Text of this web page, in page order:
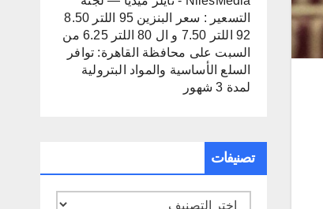
التسعير : سعر البنزين 95 اللتر 8.50
92 اللتر 7.50 و ال 80 اللتر 6.25 من
السبت على محافظة القاهرة: توافر
السلع الأساسية والمواد البترولية
لمدة 3 شهور
تصنيفات
تصنيفات